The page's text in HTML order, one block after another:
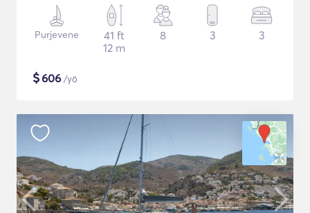
Purjevene
41 ft
12 m
8 3 3
$606 /yö